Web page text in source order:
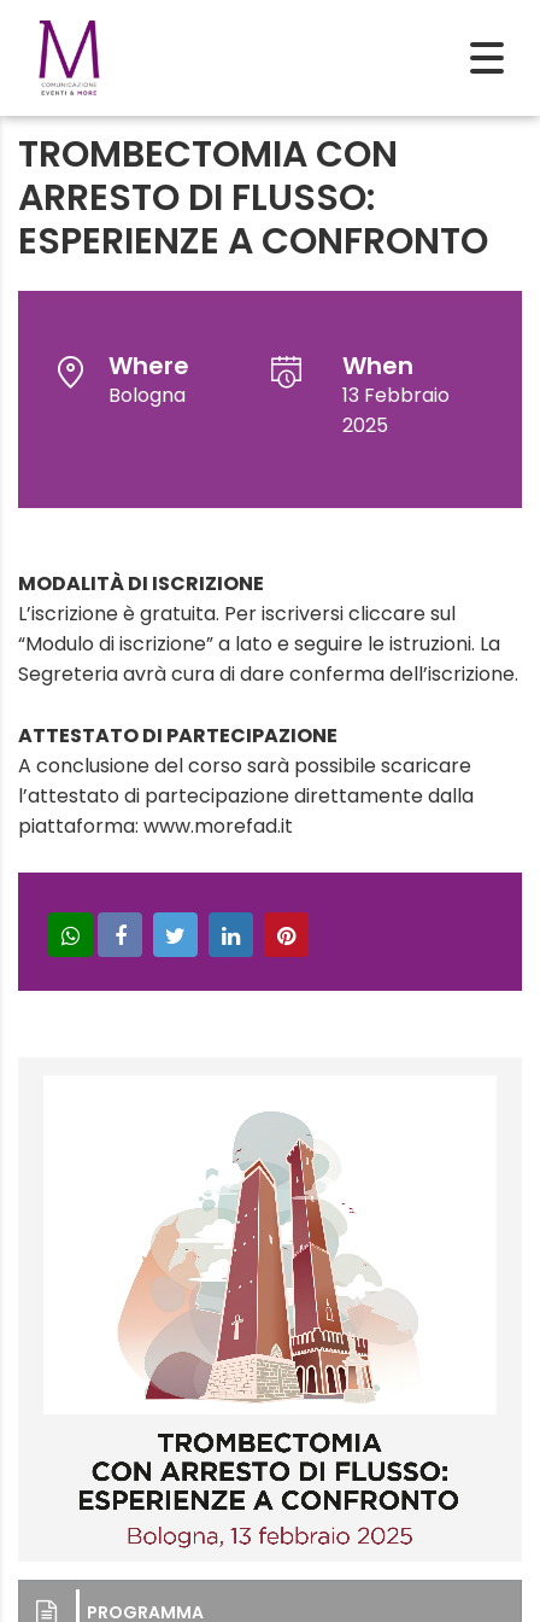
TROMBECTOMIA CON
ARRESTO DI FLUSSO:
ESPERIENZE A CONFRONTO
Where
Bologna
When
13 Febbraio
2025
MODALITÀ DI ISCRIZIONE
L’iscrizione è gratuita. Per iscriversi cliccare sul
“Modulo di iscrizione” a lato e seguire le istruzioni. La
Segreteria avrà cura di dare conferma dell’iscrizione.
ATTESTATO DI PARTECIPAZIONE
A conclusione del corso sarà possibile scaricare
l’attestato di partecipazione direttamente dalla
piattaforma: www.morefad.it
PROGRAMMA